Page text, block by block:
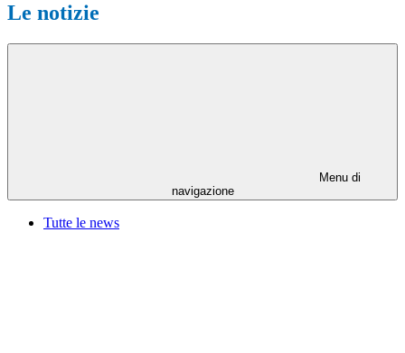
Le notizie
Menu di
navigazione
Tutte le news